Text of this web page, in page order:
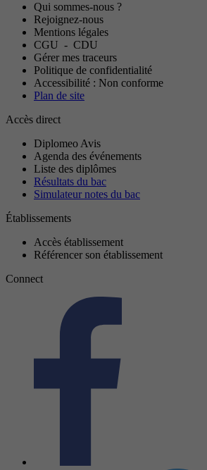
Qui sommes-nous ?
Rejoignez-nous
Mentions légales
CGU - CDU
Gérer mes traceurs
Politique de confidentialité
Accessibilité : Non conforme
Plan de site
Accès direct
Diplomeo Avis
Agenda des événements
Liste des diplômes
Résultats du bac
Simulateur notes du bac
Établissements
Accès établissement
Référencer son établissement
Connect